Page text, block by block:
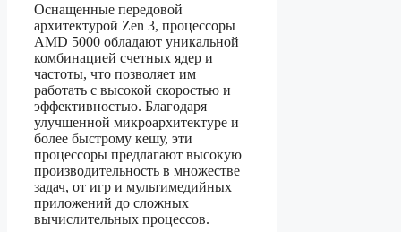
Оснащенные передовой
архитектурой Zen 3, процессоры
AMD 5000 обладают уникальной
комбинацией счетных ядер и
частоты, что позволяет им
работать с высокой скоростью и
эффективностью. Благодаря
улучшенной микроархитектуре и
более быстрому кешу, эти
процессоры предлагают высокую
производительность в множестве
задач, от игр и мультимедийных
приложений до сложных
вычислительных процессов.